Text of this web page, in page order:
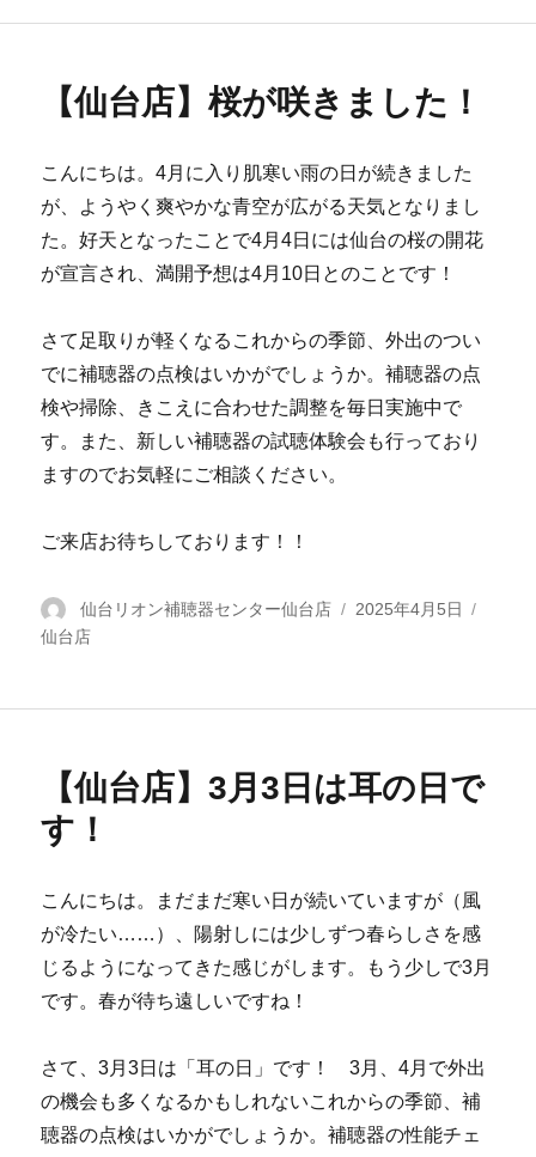
【仙台店】桜が咲きました！
こんにちは。4月に入り肌寒い雨の日が続きました
が、ようやく爽やかな青空が広がる天気となりまし
た。好天となったことで4月4日には仙台の桜の開花
が宣言され、満開予想は4月10日とのことです！
さて足取りが軽くなるこれからの季節、外出のつい
でに補聴器の点検はいかがでしょうか。補聴器の点
検や掃除、きこえに合わせた調整を毎日実施中で
す。また、新しい補聴器の試聴体験会も行っており
ますのでお気軽にご相談ください。
ご来店お待ちしております！！
投
稿
仙台リオン補聴器センター仙台店
投
2025年4月5日
仙台店
【仙台店】3月3日は耳の日で
す！
こんにちは。まだまだ寒い日が続いていますが（風
が冷たい……）、陽射しには少しずつ春らしさを感
じるようになってきた感じがします。もう少しで3月
です。春が待ち遠しいですね！
さて、3月3日は「耳の日」です！ 3月、4月で外出
の機会も多くなるかもしれないこれからの季節、補
聴器の点検はいかがでしょうか。補聴器の性能チェ